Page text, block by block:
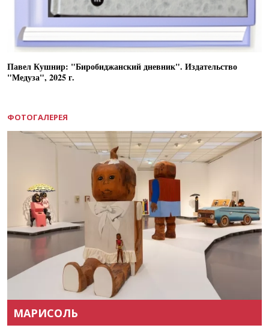
Павел Кушнир: "Биробиджанский дневник". Издательство
"Медуза", 2025 г.
ФОТОГАЛЕРЕЯ
МАРИСОЛЬ